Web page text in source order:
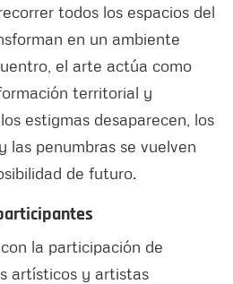
todos los espacios del
en un ambiente
el arte actúa como
territorial y
estigmas desaparecen, los
las penumbras se vuelven
de futuro.
la participación de
artísticos y artistas